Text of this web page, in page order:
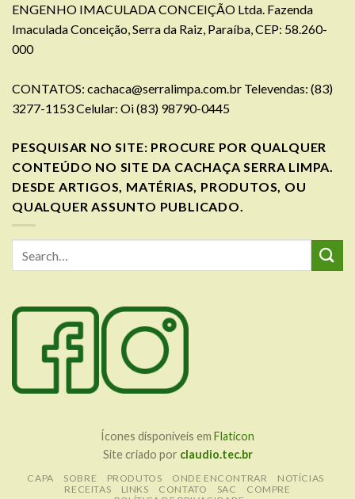
ENGENHO IMACULADA CONCEIÇÃO Ltda. Fazenda
Imaculada Conceição, Serra da Raiz, Paraíba, CEP: 58.260-
000
CONTATOS: cachaca@serralimpa.com.br Televendas: (83)
3277-1153 Celular: Oi (83) 98790-0445
PESQUISAR NO SITE: PROCURE POR QUALQUER
CONTEÚDO NO SITE DA CACHAÇA SERRA LIMPA.
DESDE ARTIGOS, MATÉRIAS, PRODUTOS, OU
QUALQUER ASSUNTO PUBLICADO.
Ícones disponíveis em Flaticon
Site criado por claudio.tec.br
CAPA SOBRE PRODUTOS ONDE ENCONTRAR
NOTÍCIAS
RECEITAS
LINKS CONTATO SAC
COMPRE